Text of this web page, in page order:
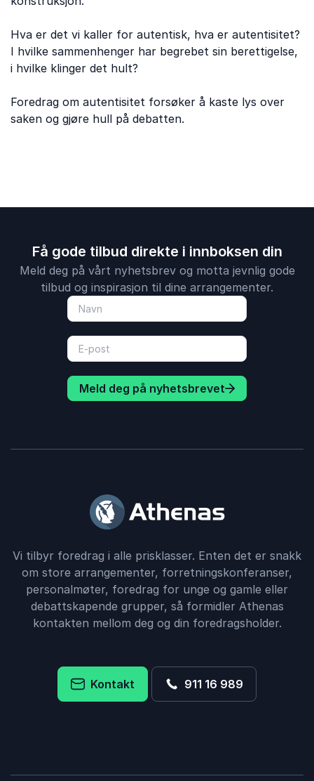
Hva er det vi kaller for autentisk, hva er autentisitet?
I hvilke sammenhenger har begrebet sin berettigelse,
i hvilke klinger det hult?
Foredrag om autentisitet forsøker å kaste lys over
saken og gjøre hull på debatten.
Få gode tilbud direkte i innboksen din
Meld deg på vårt nyhetsbrev og motta jevnlig gode
tilbud og inspirasjon til dine arrangementer.
Meld deg på nyhetsbrevet
Vi tilbyr foredrag i alle prisklasser. Enten det er snakk
om store arrangementer, forretningskonferanser,
personalmøter, foredrag for unge og gamle eller
debattskapende grupper, så formidler Athenas
kontakten mellom deg og din foredragsholder.
Kontakt 911 16 989